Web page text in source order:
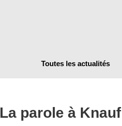
Toutes les actualités
La parole à Knauf